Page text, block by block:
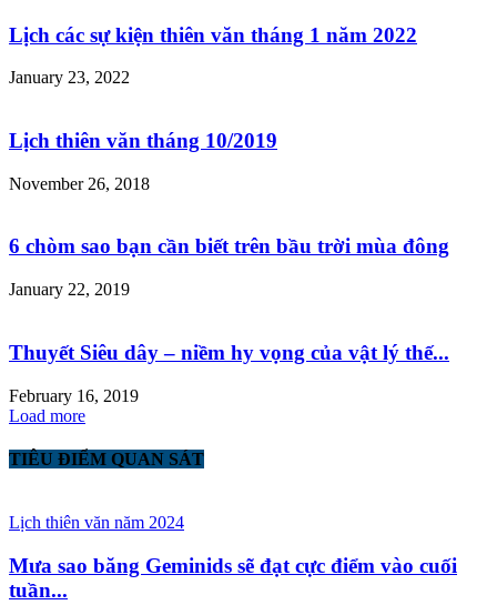
Lịch các sự kiện thiên văn tháng 1 năm 2022
January 23, 2022
Lịch thiên văn tháng 10/2019
November 26, 2018
6 chòm sao bạn cần biết trên bầu trời mùa đông
January 22, 2019
Thuyết Siêu dây – niềm hy vọng của vật lý thế...
February 16, 2019
Load more
TIÊU ĐIỂM QUAN SÁT
Lịch thiên văn năm 2024
Mưa sao băng Geminids sẽ đạt cực điểm vào cuối
tuần...